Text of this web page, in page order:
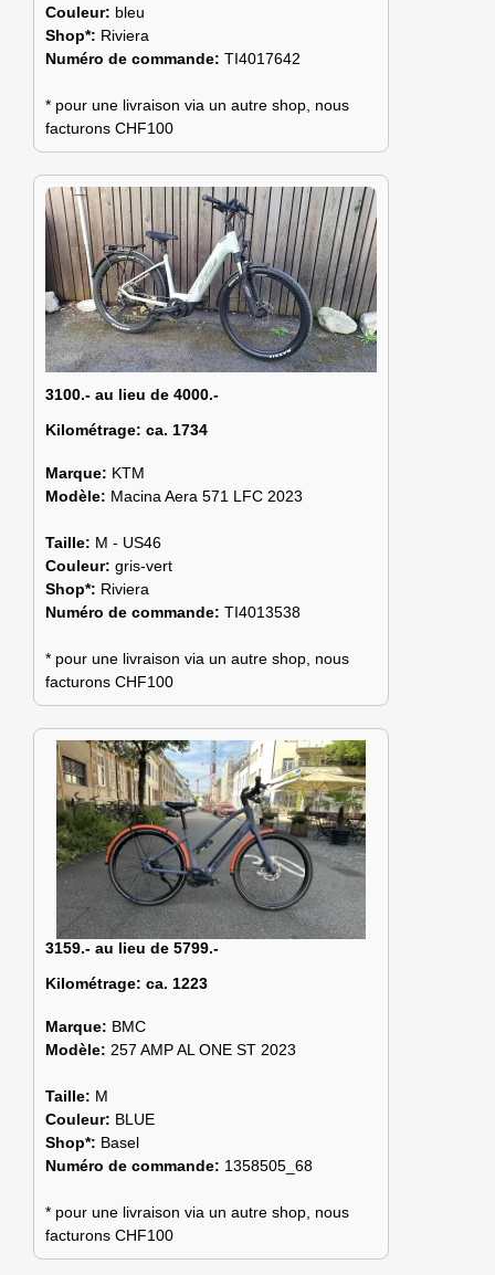
Couleur: bleu
Shop*: Riviera
Numéro de commande: TI4017642
* pour une livraison via un autre shop, nous
facturons CHF100
3100.- au lieu de 4000.-
Kilométrage: ca. 1734
Marque: KTM
Modèle: Macina Aera 571 LFC 2023
Taille: M - US46
Couleur: gris-vert
Shop*: Riviera
Numéro de commande: TI4013538
* pour une livraison via un autre shop, nous
facturons CHF100
3159.- au lieu de 5799.-
Kilométrage: ca. 1223
Marque: BMC
Modèle: 257 AMP AL ONE ST 2023
Taille: M
Couleur: BLUE
Shop*: Basel
Numéro de commande: 1358505_68
* pour une livraison via un autre shop, nous
facturons CHF100